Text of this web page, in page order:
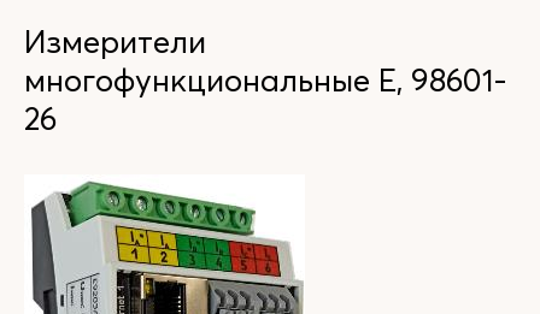
Измерители
многофункциональные Е, 98601-
26